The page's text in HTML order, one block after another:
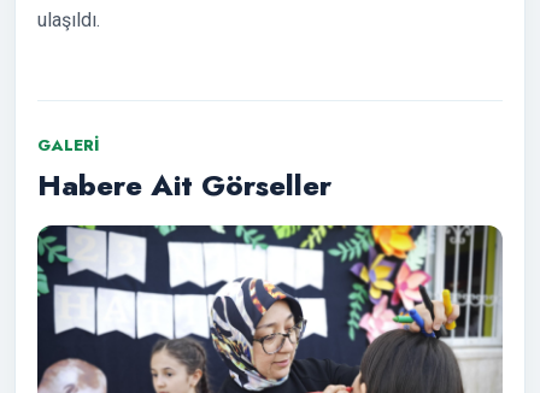
ulaşıldı.
GALERI
Habere Ait Görseller